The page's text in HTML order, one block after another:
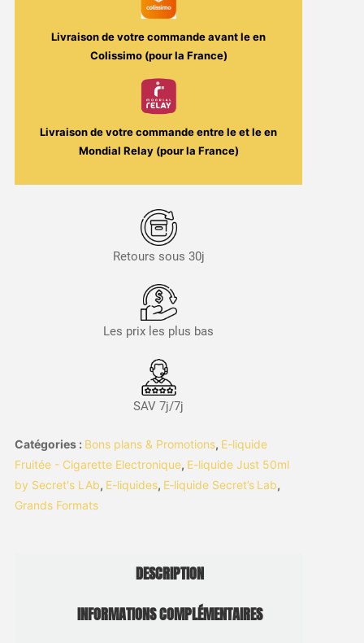
Livraison de votre commande avant leen
Colissimo (pour la France)
Livraison de votre commande entre leet leen
Mondial Relay (pour la France)
Retours sous 30j
Les prix les plus bas
SAV 7j/7j
Catégories : Bons plans & Promotions, E-liquide
Fruitée - Cigarette Electronique, E-liquide Just 50ml
by Secret's LAb, E-liquides, E‑liquide Secret’s Lab,
Grands Formats
DESCRIPTION
INFORMATIONS COMPLÉMENTAIRES